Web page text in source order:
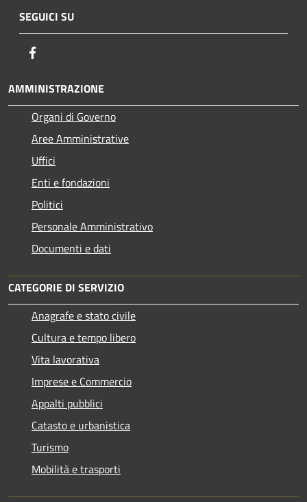
SEGUICI SU
AMMINISTRAZIONE
Organi di Governo
Aree Amministrative
Uffici
Enti e fondazioni
Politici
Personale Amministrativo
Documenti e dati
CATEGORIE DI SERVIZIO
Anagrafe e stato civile
Cultura e tempo libero
Vita lavorativa
Imprese e Commercio
Appalti pubblici
Catasto e urbanistica
Turismo
Mobilità e trasporti